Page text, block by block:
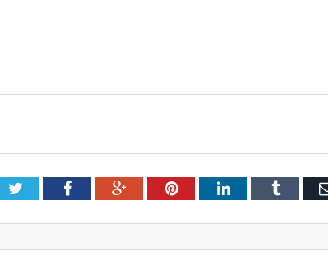
TwitterFacebookGoogle+PinterestLinkedInTumblr